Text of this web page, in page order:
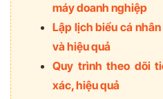
máy doanh nghiệp
Lập lịch biểu cá
và hiệu quả
Quy trình theo dõi
xác, hiệu quả